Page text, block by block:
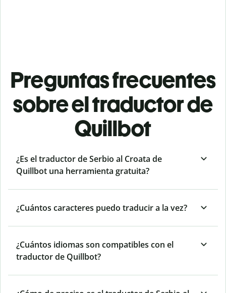
Preguntas frecuentes
sobre el traductor de
Quillbot
¿Es el traductor de Serbio al Croata de
Quillbot una herramienta gratuita?
¿Cuántos caracteres puedo traducir a la vez?
¿Cuántos idiomas son compatibles con el
traductor de Quillbot?